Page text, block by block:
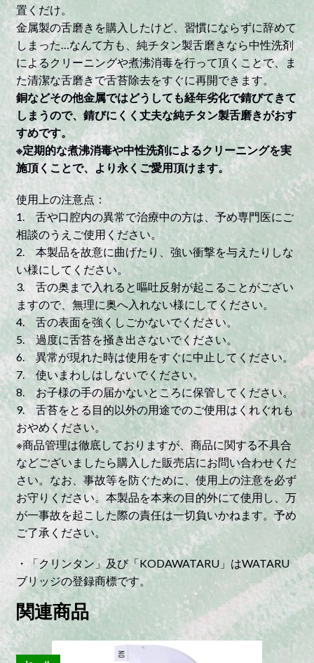
置くだけ。
金属製の舌磨きを購入したけど、習慣にならずに辞めて
しまった…なんて方も、純チタン製舌磨きなら中性洗剤
によるクリーニングや煮沸消毒を行って頂くことで、ま
た清潔な舌磨きで舌苔除去をすぐに再開できます。
銅などその他金属ではどうしても経年劣化で錆びてきて
しまうので、錆びにくく丈夫な純チタン製舌磨きがおす
すめです。
※定期的な煮沸消毒や中性洗剤によるクリーニングを実
施頂くことで、より永くご愛用頂けます。
使用上の注意点：
1. 舌や口腔内の異常で治療中の方は、予め専門医にご
相談のうえご使用ください。
2. 本製品を故意に曲げたり、強い衝撃を与えたりしな
い様にしてください。
3. 舌の奥まで入れると嘔吐反射が起こることがござい
ますので、無理に奥へ入れない様にしてください。
4. 舌の表面を強くしごかないでください。
5. 過度に舌苔を掻き出さないでください。
6. 異常が現れた時は使用をすぐに中止してください。
7. 使いまわしはしないでください。
8. お子様の手の届かないところに保管してください。
9. 舌苔をとる目的以外の用途でのご使用はくれぐれも
おやめください。
※商品管理は徹底しておりますが、商品に関する不具合
などございましたら購入した販売店にお問い合わせくだ
さい。なお、事故等を防ぐために、使用上の注意を必ず
お守りください。本製品を本来の目的外にて使用し、万
が一事故を起こした際の責任は一切負いかねます。予め
ご了承ください。
・「クリンタン」及び「KODAWATARU」はWATARU
ブリッジの登録商標です。
関連商品